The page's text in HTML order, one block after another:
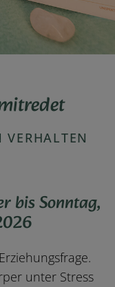
bis Sonntag,
unter Stress